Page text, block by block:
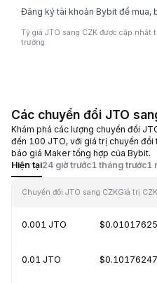
Đăng ký tài khoản Bybit để mua,
Tỷ giá JTO sang CZK được cập
trường.
Các chuyển đổi JTO
Khám phá các lượng chuyển đổi
đến 100 JTO, với giá trị chuyển
báo giá Maker tổng hợp của Bybit.
Hiện tại24 giờ trước1 tháng trước1
Chuyển đổi JTO sang CZKGiá trị CZK
0.001 JTO $0.01017625
0.01 JTO $0.10176247